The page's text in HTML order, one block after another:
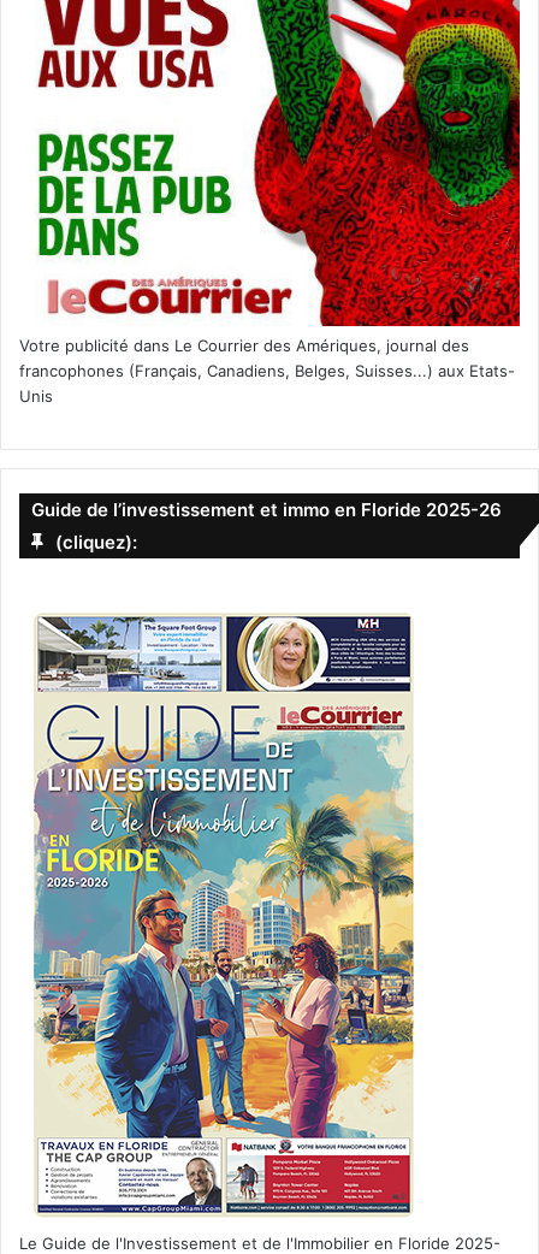
Votre publicité dans Le Courrier des Amériques, journal des
francophones (Français, Canadiens, Belges, Suisses...) aux Etats-
Unis
Guide de l’investissement et immo en Floride 2025-26
(cliquez):
Le Guide de l'Investissement et de l'Immobilier en Floride 2025-